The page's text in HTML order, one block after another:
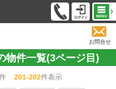
お問合せ
物件一覧(3ページ目)
201-202件表示